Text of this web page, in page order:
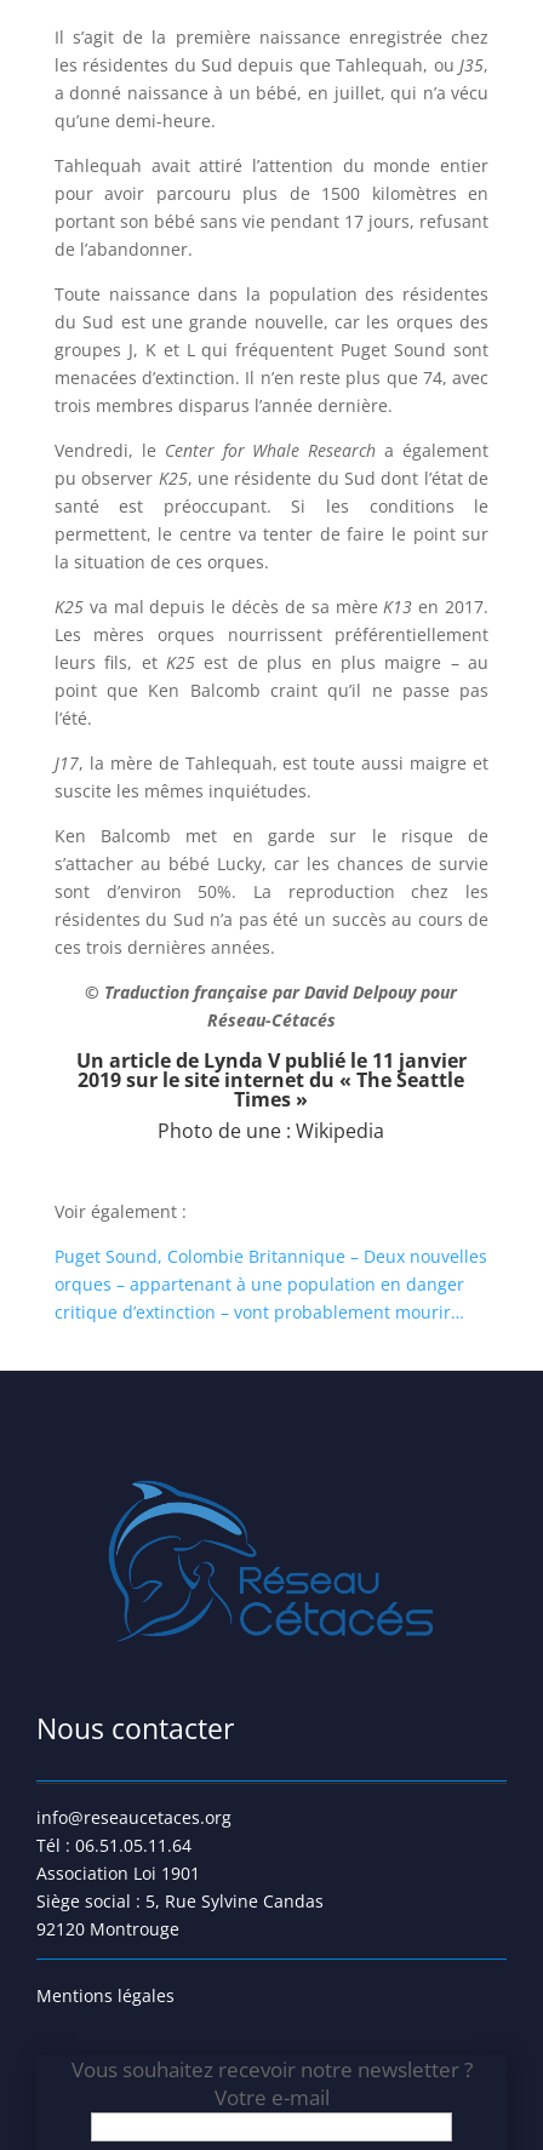
Il s’agit de la première naissance enregistrée chez
les résidentes du Sud depuis que Tahlequah, ouJ35,
a donné naissance à un bébé, en juillet, qui n’a vécu
qu’une demi-heure.
Tahlequah avait attiré l’attention du monde entier
pour avoir parcouru plus de 1500 kilomètres en
portant son bébé sans vie pendant 17 jours, refusant
de l’abandonner.
Toute naissance dans la population des résidentes
du Sud est une grande nouvelle, car les orques des
groupes J, K et L qui fréquentent Puget Sound sont
menacées d’extinction. Il n’en reste plus que 74, avec
trois membres disparus l’année dernière.
Vendredi, le Center for Whale Research a également
pu observer K25, une résidente du Sud dont l’état de
santé est préoccupant. Si les conditions le
permettent, le centre va tenter de faire le point sur
la situation de ces orques.
K25va mal depuis le décès de sa mèreK13 en 2017.
Les mères orques nourrissent préférentiellement
leurs fils, et K25 est de plus en plus maigre – au
point que Ken Balcomb craint qu’il ne passe pas
l’été.
J17, la mère de Tahlequah, est toute aussi maigre et
suscite les mêmes inquiétudes.
Ken Balcomb met en garde sur le risque de
s’attacher au bébé Lucky, car les chances de survie
sont d’environ 50%. La reproduction chez les
résidentes du Sud n’a pas été un succès au cours de
ces trois dernières années.
© Traduction française par David Delpouy pour
Réseau-Cétacés
Un articlede Lynda V publié le 11 janvier
2019 sur le site internet du« The Seattle
Times »
Photo de une :Wikipedia
Voir également :
Puget Sound, Colombie Britannique – Deux nouvelles
orques – appartenant à une population en danger
critique d’extinction – vont probablement mourir…
Nous contacter
info@reseaucetaces.org
Tél : 06.51.05.11.64
Association Loi 1901
Siège social : 5, Rue Sylvine Candas
92120 Montrouge
Mentions légales
Vous souhaitez recevoir notre newsletter ?
Votre e-mail